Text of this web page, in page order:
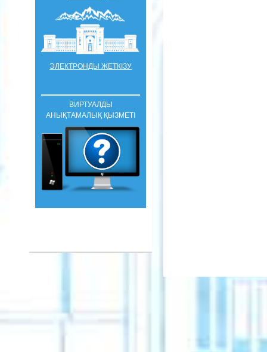
ЭЛЕКТРОНДЫ ЖЕТКІЗУ
ВИРТУАЛДЫ
АНЫҚТАМАЛЫҚ ҚЫЗМЕТІ